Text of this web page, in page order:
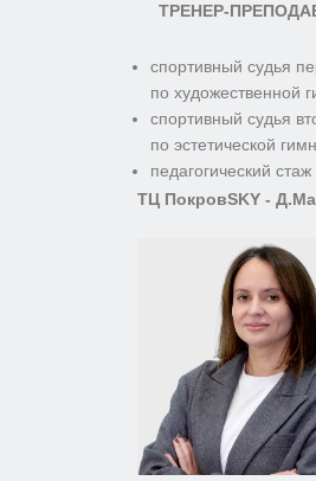
ТЦ ПокровSKY -
ТРЕНЕР-
спортивный судья
по художественной
спортивный судья
по эстетической
педагогический